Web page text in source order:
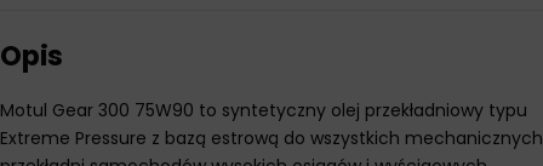
Opis
Motul Gear 300 75W90 to syntetyczny olej przekładniowy typu
Extreme Pressure z bazą estrową do wszystkich mechanicznych